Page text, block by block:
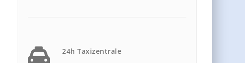
24h Taxizentrale